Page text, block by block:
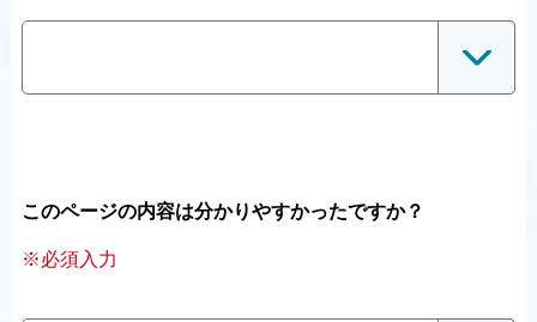
このページの内容は分かりやすかったですか？
※必須入力